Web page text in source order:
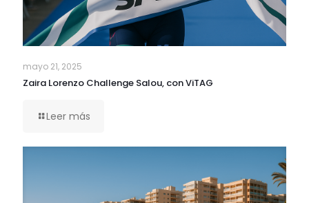
mayo 21, 2025
Zaira Lorenzo Challenge Salou, con ViTAG
Leer más